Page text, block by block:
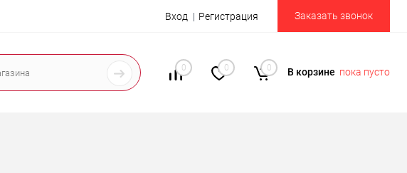
Вход Регистрация Заказать звонок
0 0 0 В корзине пока пусто